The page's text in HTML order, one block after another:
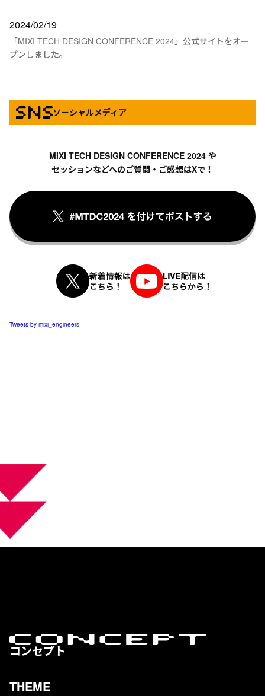
2024/02/19
「MIXI TECH DESIGN CONFERENCE 2024」公式サイトをオー
プンしました。
SNS
ソーシャルメディア
MIXI TECH DESIGN CONFERENCE 2024 や
セッションなどへのご質問・ご感想はXで！
Tweets by mixi_engineers
コンセプト
THEME